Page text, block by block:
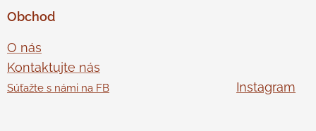
Obchod
O nás
Kontaktujte nás
Súťažte s námi na FB Instagram